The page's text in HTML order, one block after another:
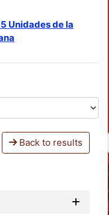
Unidades de la
Back to results